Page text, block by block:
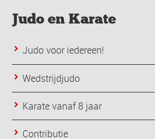
Judo en Karate
Judo voor iedereen!
Wedstrijdjudo
Karate vanaf 8 jaar
Contributie